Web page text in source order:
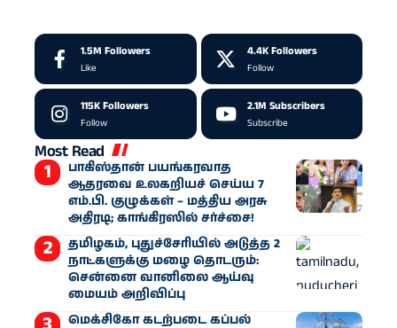
1.5M Followers
Like
4.4K Followers
Follow
115KFollowers
Follow
2.1M Subscribers
Subscribe
Most Read
பாகிஸ்தான் பயங்கரவாத
ஆதரவை உலகறியச் செய்ய 7
எம்.பி. குழுக்கள் – மத்திய அரசு
அதிரடி; காங்கிரஸில் சர்ச்சை!
தமிழகம், புதுச்சேரியில் அடுத்த 2
நாட்களுக்கு மழை தொடரும்:
சென்னை வானிலை ஆய்வு
மையம் அறிவிப்பு
மெக்சிகோ கடற்படை கப்பல்